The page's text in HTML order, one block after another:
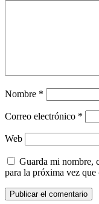
Nombre *
Correo electrónico *
Web
Guarda mi nombre,
para la próxima vez que